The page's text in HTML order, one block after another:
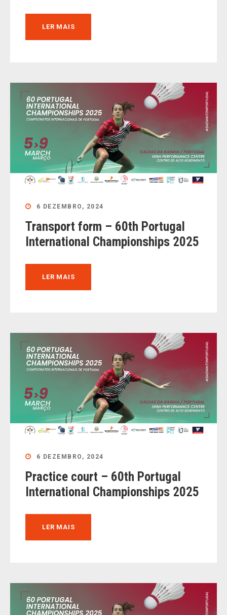
LER MAIS
6 DEZEMBRO, 2024
Transport form – 60th Portugal
International Championships 2025
LER MAIS
6 DEZEMBRO, 2024
Practice court – 60th Portugal
International Championships 2025
LER MAIS